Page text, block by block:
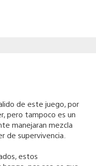
de este juego, por
pero tampoco es un
manejaran mezcla
de supervivencia.
estos